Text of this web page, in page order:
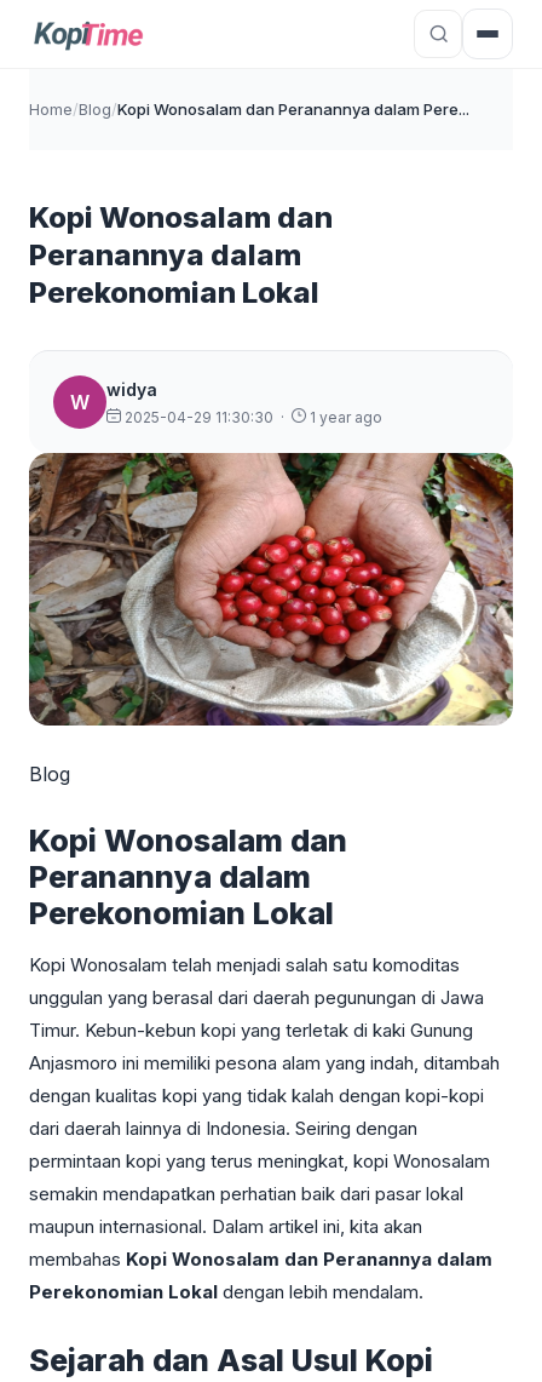
Home/Blog/Kopi Wonosalam dan Peranannya dalam Pere...
Kopi Wonosalam dan
Peranannya dalam
Perekonomian Lokal
W
widya
2025-04-29 11:30:30 · 1 year ago
Blog
Kopi Wonosalam dan
Peranannya dalam
Perekonomian Lokal
Kopi Wonosalam telah menjadi salah satu komoditas
unggulan yang berasal dari daerah pegunungan di Jawa
Timur. Kebun-kebun kopi yang terletak di kaki Gunung
Anjasmoro ini memiliki pesona alam yang indah, ditambah
dengan kualitas kopi yang tidak kalah dengan kopi-kopi
dari daerah lainnya di Indonesia. Seiring dengan
permintaan kopi yang terus meningkat, kopi Wonosalam
semakin mendapatkan perhatian baik dari pasar lokal
maupun internasional. Dalam artikel ini, kita akan
membahas Kopi Wonosalam dan Peranannya dalam
Perekonomian Lokal dengan lebih mendalam.
Sejarah dan Asal Usul Kopi